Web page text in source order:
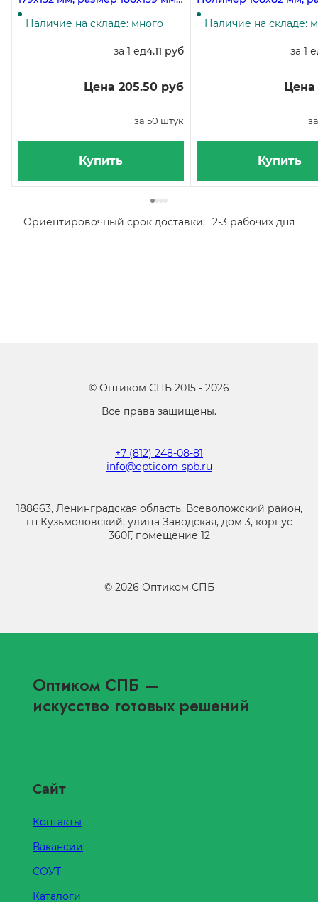
прозрачная ПП, 50 штук
Наличие на складе: много
за 1 ед4.11 руб
Цена 205.50 руб
за 50 штук
Купить
115х90 мм, прозрачная,
полипропилен, 100
Наличие на складе:
за 1
Цена
Купить
Ориентировочный срок доставки: 2-3 рабочих дня
© Оптиком СПБ 2015 - 2026
Все права защищены.
+7 (812) 248-08-81
info@opticom-spb.ru
188663, Ленинградская область, Всеволожский район,
гп Кузьмоловский, улица Заводская, дом 3, корпус
360Г, помещение 12
© 2026 Оптиком СПБ
Оптиком СПБ —
искусство готовых решений
Сайт
Контакты
Вакансии
СОУТ
Каталоги